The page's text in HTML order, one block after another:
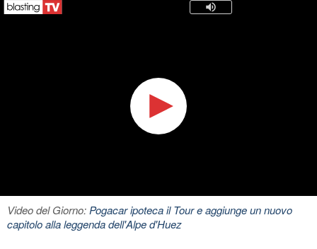
Video del Giorno:Pogacar ipoteca il Tour e aggiunge un nuovo
capitolo alla leggenda dell'Alpe d'Huez